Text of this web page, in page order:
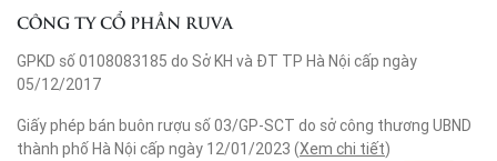
CÔNG TY CỔ PHẦN RUVA
GPKD số 0108083185 do Sở KH và ĐT TP Hà Nội cấp ngày
05/12/2017
Giấy phép bán buôn rượu số 03/GP-SCT do sở công thương UBND
thành phố Hà Nội cấp ngày 12/01/2023 (Xem chi tiết)